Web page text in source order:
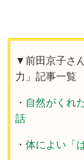
▼前田京子さ
力」記事一覧
・ 自然がくれ
話
・ 体によい「